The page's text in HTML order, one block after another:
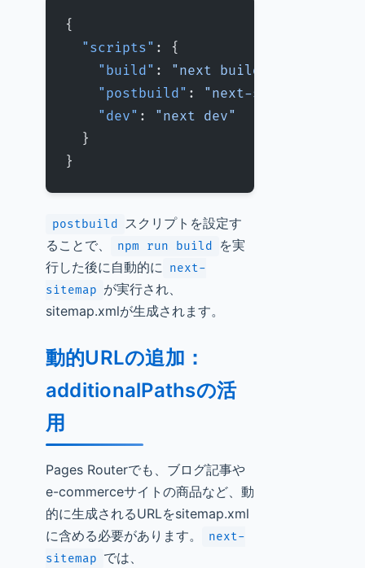
{
  "scripts"
: {
    "build"
: "next build"
    "postbuild"
: "next-sitemap"
    "dev"
: "next dev"
  }
}
postbuild
スクリプトを設定す
ることで、
npm run build
を実
行した後に自動的に next-
sitemap が実行され、
sitemap.xmlが生成されます。
動的URLの追加：
additionalPathsの活
用
Pages Routerでも、ブログ記事や
e-commerceサイトの商品など、動
的に生成されるURLをsitemap.xml
に含める必要があります。
next-
sitemap では、